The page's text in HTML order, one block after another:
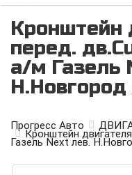
Кронштейн
перед.
а/м Газель
Н.Новгород
Прогресс Авто
Кронштейн
Газель Next лев.